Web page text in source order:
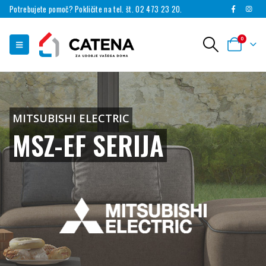
Potrebujete pomoč? Pokličite na tel. št. 02 473 23 20.
0
MITSUBISHI ELECTRIC
MSZ-EF SERIJA